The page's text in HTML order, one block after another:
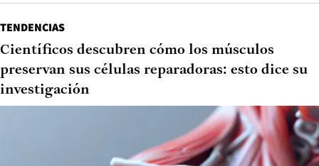
TENDENCIAS
Científicos descubren cómo los músculos
preservan sus células reparadoras: esto dice su
investigación